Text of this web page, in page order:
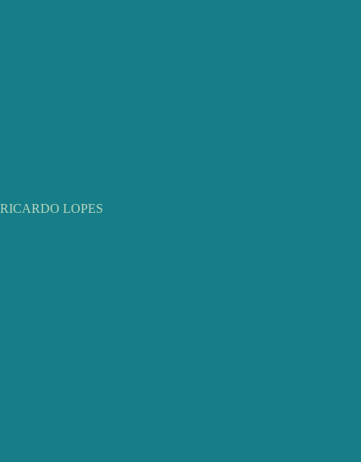
RICARDO LOPES